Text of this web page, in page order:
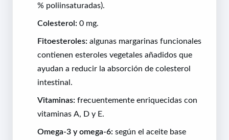
% poliinsaturadas).
Colesterol: 0 mg.
Fitoesteroles: algunas margarinas funcionales
contienen esteroles vegetales añadidos que
ayudan a reducir la absorción de colesterol
intestinal.
Vitaminas: frecuentemente enriquecidas con
vitaminas A, D y E.
Omega-3 y omega-6: según el aceite base